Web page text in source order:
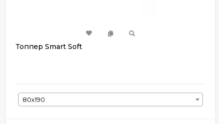
Топпер Smart Soft
80х190